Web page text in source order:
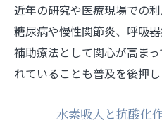
活性酸素除去と慢
水素吸入の抗炎症
生活習慣病と水素
水素吸入による体
1ヶ月続けた水素吸入
近年の研究や医療現場での
糖尿病や慢性関節炎、呼吸
補助療法として関心が高ま
れていることも普及を後押
水素吸入と抗酸化